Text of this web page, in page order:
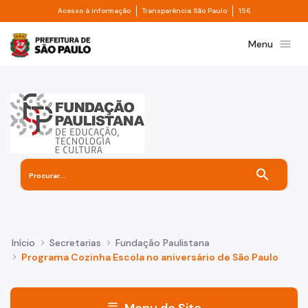
Pular para o Conteúdo principal
Acesso à informação Divisor de acesso à informação
Transparência São Paulo Divisor de
156
Prefeitura de São PauloMenu menu
search
Início Secretarias
Fundação Paulistana
Programa Cozinha Escola no aniversário de São Paulo